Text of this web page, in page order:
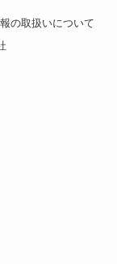
の取扱いについて